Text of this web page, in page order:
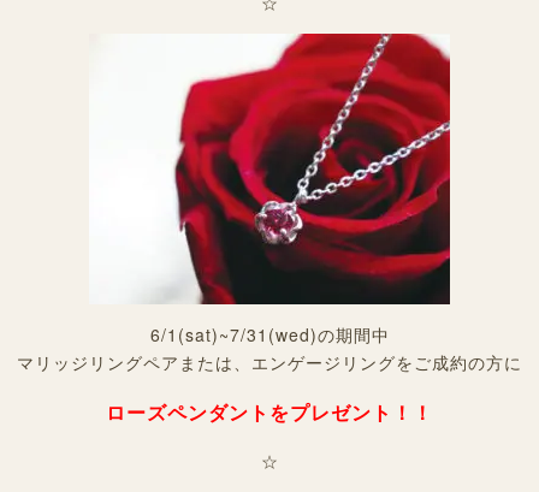
6/1(sat)~7/31(wed)の期間中
マリッジリングペアまたは、エンゲージリングをご成約の方に
ローズペンダントをプレゼント！！
☆